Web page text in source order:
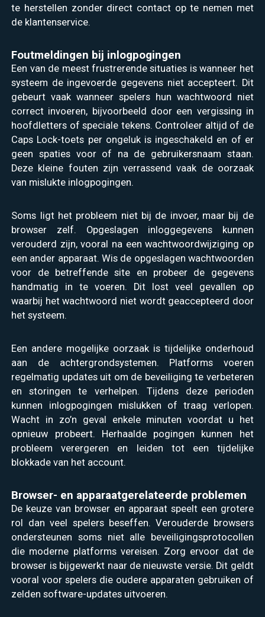
te herstellen zonder direct contact op te nemen met
de klantenservice.
Foutmeldingen bij inlogpogingen
Een van de meest frustrerende situaties is wanneer het
systeem de ingevoerde gegevens niet accepteert. Dit
gebeurt vaak wanneer spelers hun wachtwoord niet
correct invoeren, bijvoorbeeld door een vergissing in
hoofdletters of speciale tekens. Controleer altijd of de
Caps Lock-toets per ongeluk is ingeschakeld en of er
geen spaties voor of na de gebruikersnaam staan.
Deze kleine fouten zijn verrassend vaak de oorzaak
van mislukte inlogpogingen.
Soms ligt het probleem niet bij de invoer, maar bij de
browser zelf. Opgeslagen inloggegevens kunnen
verouderd zijn, vooral na een wachtwoordwijziging op
een ander apparaat. Wis de opgeslagen wachtwoorden
voor de betreffende site en probeer de gegevens
handmatig in te voeren. Dit lost veel gevallen op
waarbij het wachtwoord niet wordt geaccepteerd door
het systeem.
Een andere mogelijke oorzaak is tijdelijke onderhoud
aan de achtergrondsystemen. Platforms voeren
regelmatig updates uit om de beveiliging te verbeteren
en storingen te verhelpen. Tijdens deze perioden
kunnen inlogpogingen mislukken of traag verlopen.
Wacht in zo’n geval enkele minuten voordat u het
opnieuw probeert. Herhaalde pogingen kunnen het
probleem verergeren en leiden tot een tijdelijke
blokkade van het account.
Browser- en apparaatgerelateerde problemen
De keuze van browser en apparaat speelt een grotere
rol dan veel spelers beseffen. Verouderde browsers
ondersteunen soms niet alle beveiligingsprotocollen
die moderne platforms vereisen. Zorg ervoor dat de
browser is bijgewerkt naar de nieuwste versie. Dit geldt
vooral voor spelers die oudere apparaten gebruiken of
zelden software-updates uitvoeren.